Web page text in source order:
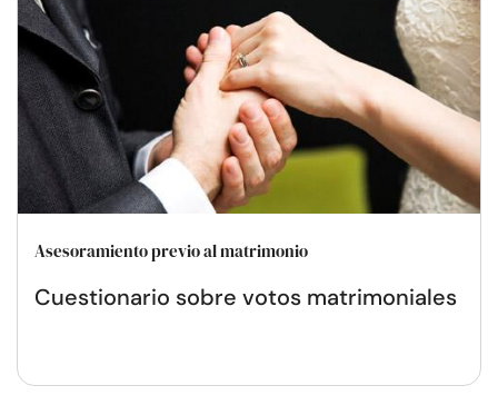
Asesoramiento previo al matrimonio
Cuestionario sobre votos matrimoniales